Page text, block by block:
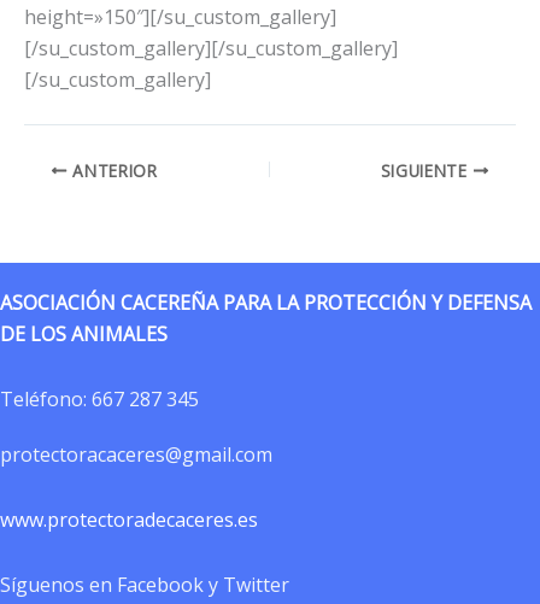
height=»150″][/su_custom_gallery]
[/su_custom_gallery][/su_custom_gallery]
[/su_custom_gallery]
ANTERIOR SIGUIENTE
ASOCIACIÓN CACEREÑA PARA LA PROTECCIÓN Y DEFENSA
DE LOS ANIMALES
Teléfono: 667 287 345
protectoracaceres@gmail.com
www.protectoradecaceres.es
Síguenos en Facebook y Twitter